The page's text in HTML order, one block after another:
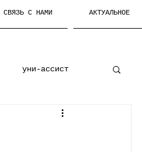
СВЯЗЬ С НАМИ АКТУАЛЬНОЕ
уни-ассист